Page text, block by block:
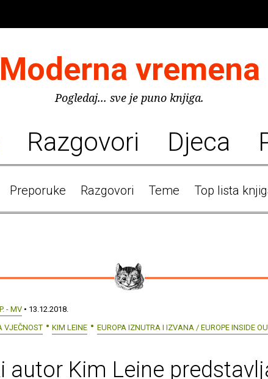
Moderna vremena
Pogledaj... sve je puno knjiga.
Razgovori Djeca
Preporuke Razgovori Teme Top lista
- MV • 13.12.2018.
VJEČNOST
KIM LEINE EUROPA IZNUTRA I IZVANA / EUROPE INSIDE
autor Kim Leine